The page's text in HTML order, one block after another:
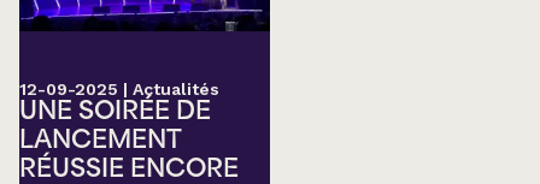
12-09-2025 | Actualités
UNE SOIRÉE DE
LANCEMENT
RÉUSSIE ENCORE